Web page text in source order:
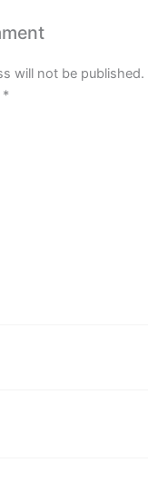
will not be published.
*